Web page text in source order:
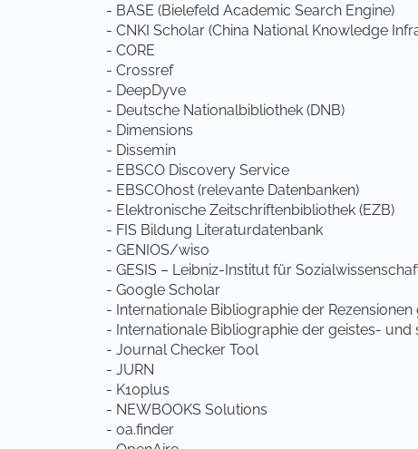
- BASE (Bielefeld Academic Search Engine)
- CNKI Scholar (China National Knowledge
- CORE
- Crossref
- DeepDyve
- Deutsche Nationalbibliothek (DNB)
- Dimensions
- Dissemin
- EBSCO Discovery Service
- EBSCOhost (relevante Datenbanken)
- Elektronische Zeitschriftenbibliothek (EZB)
- FIS Bildung Literaturdatenbank
- GENIOS/wiso
- GESIS – Leibniz-Institut für
- Google Scholar
- Internationale Bibliographie der
- Internationale Bibliographie der geistes-
- Journal Checker Tool
- JURN
- K10plus
- NEWBOOKS Solutions
- oa.finder